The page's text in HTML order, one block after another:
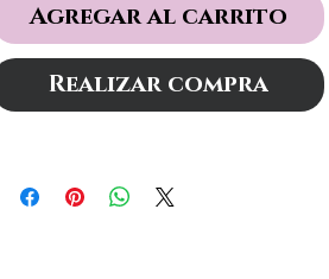
Agregar al carrito
Realizar compra